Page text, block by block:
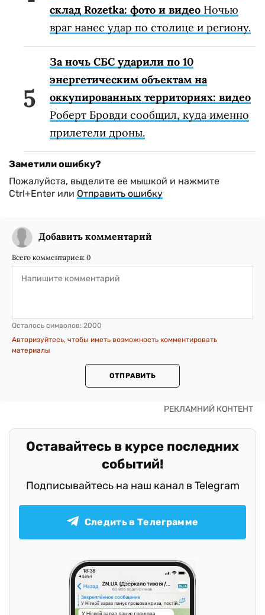
склад Rozetka: фото и видео Ночью
враг нанес удар по столице и региону.
За ночь СБС ударили по 10
энергетическим объектам на
оккупированных территориях: видео
Роберт Бровди сообщил, куда именно
прилетели дроны.
Заметили ошибку?
Пожалуйста, выделите ее мышкой и нажмите
Ctrl+Enter или Отправить ошибку
Добавить комментарий
Всего комментариев: 0
Осталось символов: 2000
Авторизуйтесь, чтобы иметь возможность комментировать
материалы
ОТПРАВИТЬ
Оставайтесь в курсе последних
событий!
Подписывайтесь на наш канал в Telegram
Следить в Телеграмме